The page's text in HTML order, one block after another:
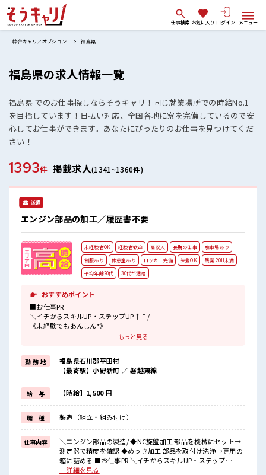
仕事検索 お気に入り ログイン メニュー
綜合キャリアオプション 福島県
福島県の求人情報一覧
福島県 でのお仕事探しならそうキャリ！同じ就業場所での時給No.1
を目指しています！日払い対応、全国各地に寮を完備しているので安
心してお仕事ができます。あなたにぴったりのお仕事を見つけてくだ
さい！
1393件 掲載求人(1341~1360件)
派遣
エンジン部品の加工／履歴書不要
未経験者OK 経験者歓迎 高収入 長期の仕事
駐車場あり
制服あり
休憩室あり ロッカー完備 染髪OK
残業 20H未満
平均年齢20代
30代が活躍
おすすめポイント
■お仕事PR
＼イチからスキルUP・ステップUP↑↑/
《未経験でもあんしん*》
2週間は先輩からマンツーマンで教えていただけます！
初めての方でも学べる環境が整っています！
スキルを身につけてレベルアップを目指しましょう☆
《土日やすみのお仕事*》
家族や友達との予定が合わせやすいからプライベート充実♪
お休みの日が待ち遠しくなりそうですね！
《うれしいお弁当*》
仕出し弁当が注文できます！
美味しいごはんで疲れも吹っ飛びますね♪
■職場の雰囲気
《10代～30代の男性活躍中》
もっと見る
勤 務 地
福島県石川郡平田村
【最寄駅】小野新町 ／ 磐越東線
給 与 【時給】1,500 円
職 種 製造（組立・組み付け）
仕事内容
＼エンジン部品の製造/ ◆NC旋盤加工 部品を機械にセット→
測定器で精度を確認 ◆めっき加工 部品を取付け洗浄→専用の
箱に詰める ■お仕事PR ＼イチからスキルUP・ステップ
UP↑↑/ 《未経験でもあんしん*》 2週間は先輩からマンツー
…詳細を見る